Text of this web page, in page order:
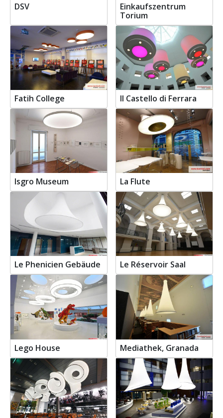
DSV
Einkaufszentrum
Torium
Fatih College Il Castello di Ferrara
Isgro Museum La Flute
Le Phenicien Gebäude Le Réservoir Saal
Lego House Mediathek, Granada